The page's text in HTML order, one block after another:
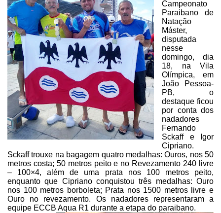
Campeonato
Paraibano de
Natação
Máster,
disputada
nesse
domingo, dia
18, na Vila
Olímpica, em
João Pessoa-
PB, o
destaque ficou
por conta dos
nadadores
Fernando
Sckaff e Igor
Cipriano.
Sckafftrouxe na bagagem quatro medalhas: Ouros, nos 50
metros costa; 50 metros peitoe no Revezamento 240 livre
– 100×4, além de uma prata nos 100 metros peito,
enquanto que Cipriano conquistou três medalhas: Ouro
nos 100 metros borboleta; Prata nos1500 metros livre e
Ouro no revezamento. Os nadadores representaram a
equipe ECCB Aqua R1 durante a etapa do paraibano.